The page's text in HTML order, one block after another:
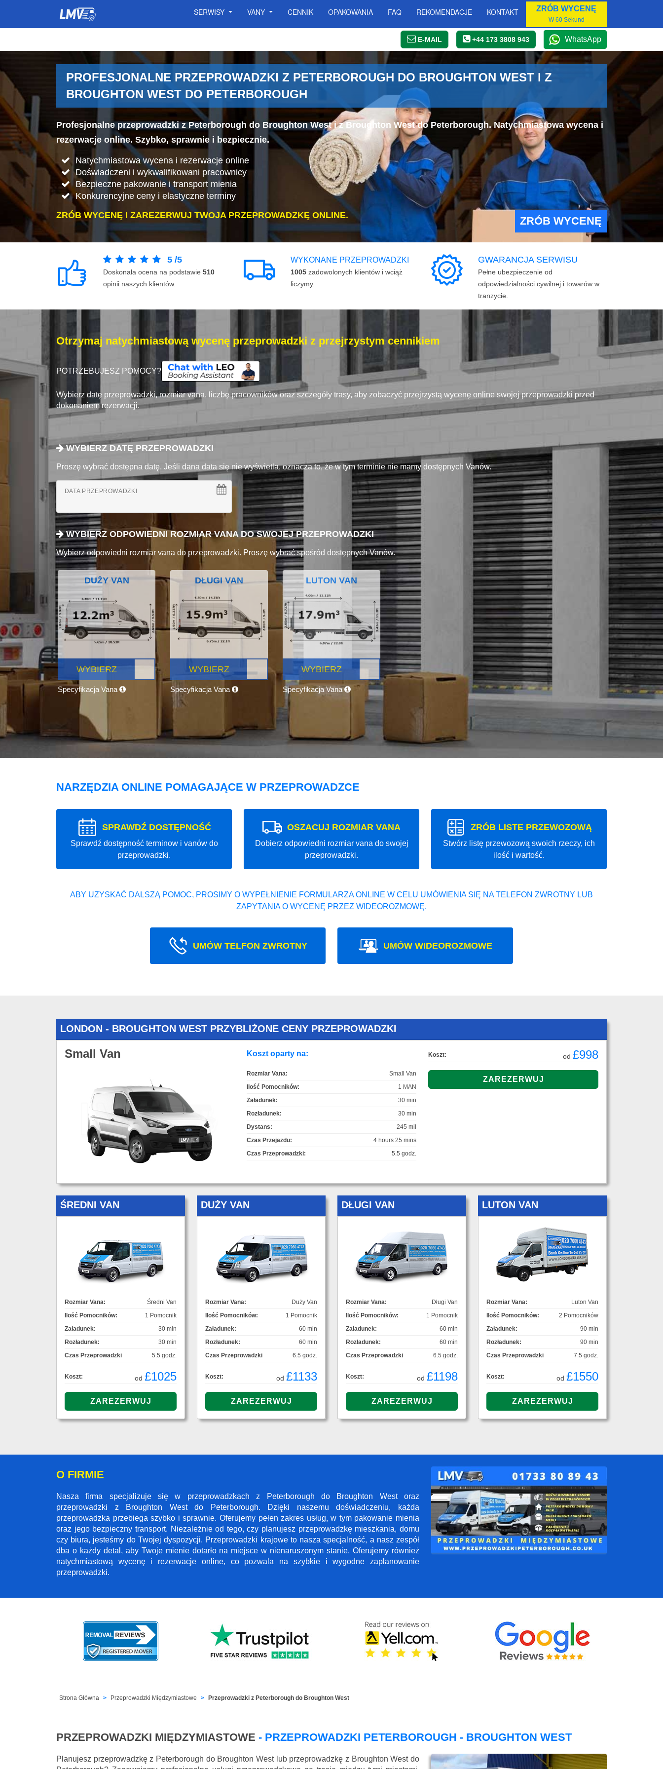
SERWISY VANY CENNIK OPAKOWANIA FAQ REKOMENDACJE KONTAKT ZRÓB WYCENĘ
W 60 Sekund
E-MAIL +44 173 3808 943 WhatsApp
PROFESJONALNE PRZEPROWADZKI Z PETERBOROUGH DO BROUGHTON WEST I Z
BROUGHTON WEST DO PETERBOROUGH
Profesjonalne przeprowadzki z Peterborough do Broughton West i z Broughton West do Peterborough. Natychmiastowa wycena i
rezerwacje online. Szybko, sprawnie i bezpiecznie.
Natychmiastowa wycena i rezerwacje online
Doświadczeni i wykwalifikowani pracownicy
Bezpieczne pakowanie i transport mienia
Konkurencyjne ceny i elastyczne terminy
ZRÓB WYCENĘ I ZAREZERWUJ TWOJA PRZEPROWADZKĘ ONLINE.
ZRÓB WYCENĘ
5 /5
Doskonała ocena na podstawie 510
opinii naszych klientów.
WYKONANE PRZEPROWADZKI
1005 zadowolonych klientów i wciąż
liczymy.
GWARANCJA SERWISU
Pełne ubezpieczenie od
odpowiedzialności cywilnej i towarów w
tranzycie.
Otrzymaj natychmiastową wycenę przeprowadzki z przejrzystym cennikiem
POTRZEBUJESZ POMOCY?
Wybierz datę przeprowadzki, rozmiar vana, liczbę pracowników oraz szczegóły trasy, aby zobaczyć przejrzystą wycenę online swojej przeprowadzki przed
dokonaniem rezerwacji.
WYBIERZ DATĘ PRZEPROWADZKI
Proszę wybrać dostępna datę. Jeśli dana data się nie wyświetla, oznacza to, że w tym terminie nie mamy dostępnych Vanów.
DATA PRZEPROWADZKI
WYBIERZ ODPOWIEDNI ROZMIAR VANA DO SWOJEJ PRZEPROWADZKI
Wybierz odpowiedni rozmiar vana do przeprowadzki. Proszę wybrać spośród dostępnych Vanów.
DUŻY VAN
WYBIERZ
Specyfikacja Vana
DŁUGI VAN
WYBIERZ
Specyfikacja Vana
LUTON VAN
WYBIERZ
Specyfikacja Vana
NARZĘDZIA ONLINE POMAGAJĄCE W PRZEPROWADZCE
SPRAWDŹ DOSTĘPNOŚĆ
Sprawdź dostępność terminow i vanów do
przeprowadzki.
OSZACUJ ROZMIAR VANA
Dobierz odpowiedni rozmiar vana do swojej
przeprowadzki.
ZRÓB LISTE PRZEWOZOWĄ
Stwórz listę przewozową swoich rzeczy, ich
ilość i wartość.
ABY UZYSKAĆ DALSZĄ POMOC, PROSIMY O WYPEŁNIENIE FORMULARZA ONLINE W CELU UMÓWIENIA SIĘ NA TELEFON ZWROTNY LUB
ZAPYTANIA O WYCENĘ PRZEZ WIDEOROZMOWĘ.
UMÓW TELFON ZWROTNY UMÓW WIDEOROZMOWE
LONDON - BROUGHTON WEST PRZYBLIŻONE CENY PRZEPROWADZKI
Small Van Koszt oparty na:
Rozmiar Vana:
Small Van
Ilość Pomocników:
1 MAN
Załadunek:
30 min
Rozładunek:
30 min
Dystans:
245 mil
Czas Przejazdu:
4 hours 25 mins
Czas Przeprowadzki:
5.5 godz.
Koszt: od £998
ŚREDNI VAN
Rozmiar Vana:
Średni Van
Ilość Pomocników:
1 Pomocnik
Załadunek:
30 min
Rozładunek:
30 min
Czas Przeprowadzki
5.5 godz.
Koszt: od £1025
DUŻY VAN
Rozmiar Vana:
Duży Van
Ilość Pomocników:
1 Pomocnik
Załadunek:
60 min
Rozładunek:
60 min
Czas Przeprowadzki
6.5 godz.
Koszt: od £1133
DŁUGI VAN
Rozmiar Vana:
Długi Van
Ilość Pomocników:
1 Pomocnik
Załadunek:
60 min
Rozładunek:
60 min
Czas Przeprowadzki
6.5 godz.
Koszt: od £1198
LUTON VAN
Rozmiar Vana:
Luton Van
Ilość Pomocników:
2 Pomocników
Załadunek:
90 min
Rozładunek:
90 min
Czas Przeprowadzki
7.5 godz.
Koszt: od £1550
O FIRMIE
Nasza firma specjalizuje się w przeprowadzkach z Peterborough do Broughton West oraz
przeprowadzki z Broughton West do Peterborough. Dzięki naszemu doświadczeniu, każda
przeprowadzka przebiega szybko i sprawnie. Oferujemy pełen zakres usług, w tym pakowanie mienia
oraz jego bezpieczny transport. Niezależnie od tego, czy planujesz przeprowadzkę mieszkania, domu
czy biura, jesteśmy do Twojej dyspozycji. Przeprowadzki krajowe to nasza specjalność, a nasz zespół
dba o każdy detal, aby Twoje mienie dotarło na miejsce w nienaruszonym stanie. Oferujemy również
natychmiastową wycenę i rezerwacje online, co pozwala na szybkie i wygodne zaplanowanie
przeprowadzki.
Strona Główna Przeprowadzki Międzymiastowe Przeprowadzki z Peterborough do Broughton West
PRZEPROWADZKI MIĘDZYMIASTOWE - PRZEPROWADZKI PETERBOROUGH - BROUGHTON WEST
Planujesz przeprowadzkę z Peterborough do Broughton West lub przeprowadzkę z Broughton West do